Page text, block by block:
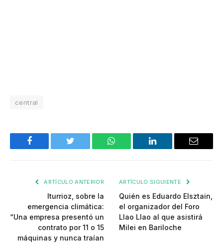
central
Facebook Twitter WhatsApp LinkedIn Email
ARTÍCULO ANTERIOR
Iturrioz, sobre la
emergencia climática:
“Una empresa presentó un
contrato por 11 o 15
máquinas y nunca traían
ARTÍCULO SIGUIENTE
Quién es Eduardo Elsztain,
el organizador del Foro
Llao Llao al que asistirá
Milei en Bariloche